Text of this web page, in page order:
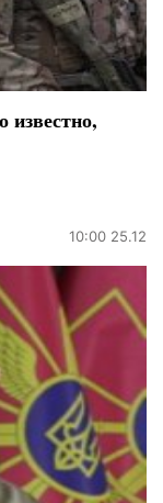
10:00 25.12